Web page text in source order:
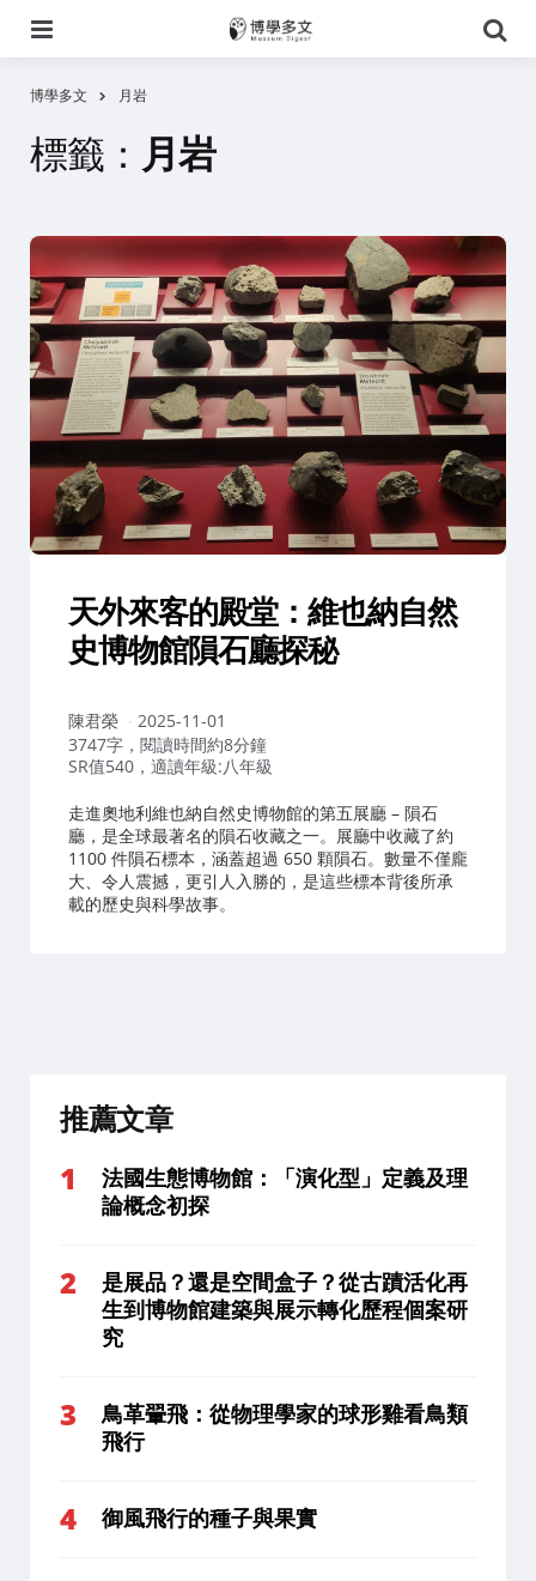
尋
博學多文 月岩
標籤： 月岩
天外來客的殿堂：維也納自然
史博物館隕石廳探秘
作
者：
陳君榮
2025-11-01
3747字，閱讀時間約8分鐘
SR值540，適讀年級:八年級
走進奧地利維也納自然史博物館的第五展廳 – 隕石
廳，是全球最著名的隕石收藏之一。展廳中收藏了約
1100 件隕石標本，涵蓋超過 650 顆隕石。數量不僅龐
大、令人震撼，更引人入勝的，是這些標本背後所承
載的歷史與科學故事。
推薦文章
法國生態博物館：「演化型」定義及理
論概念初探
是展品？還是空間盒子？從古蹟活化再
生到博物館建築與展示轉化歷程個案研
究
鳥革翬飛：從物理學家的球形雞看鳥類
飛行
御風飛行的種子與果實